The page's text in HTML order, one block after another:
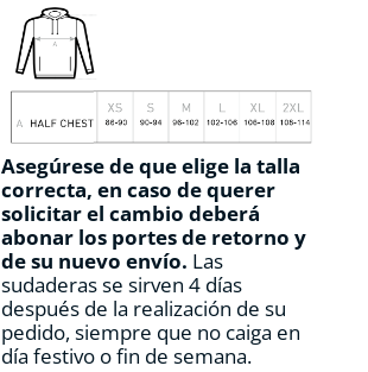
Asegúrese de que elige la talla
correcta, en caso de querer
solicitar el cambio deberá
abonar los portes de retorno y
de su nuevo envío. Las
sudaderas se sirven 4 días
después de la realización de su
pedido, siempre que no caiga en
día festivo o fin de semana.